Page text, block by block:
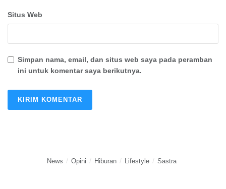
Situs Web
Simpan nama, email, dan situs web saya pada peramban
ini untuk komentar saya berikutnya.
News Opini Hiburan Lifestyle Sastra